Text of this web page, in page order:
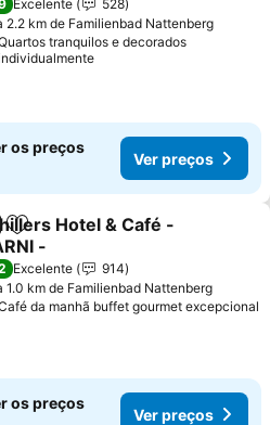
Excelente
528
2.2 km de Familienbad Nattenberg
tranquilos e decorados
os preços
Ver preços
Adicionar aos favoritos
Hotel & Café -
-
preços
Excelente
914
1.0 km de Familienbad Nattenberg
da manhã buffet gourmet excepcional
os preços
Ver preços